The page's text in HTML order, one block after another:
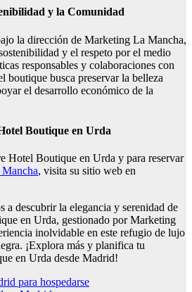
y la Comunidad
la dirección de Marketing La Mancha,
y el respeto por el medio
responsables y colaboraciones con
boutique busca preservar la belleza
el desarrollo económico de la
Boutique en Urda
Hotel Boutique en Urda y para reservar
, visita su sitio web en
a descubrir la elegancia y serenidad de
en Urda, gestionado por Marketing
inolvidable en este refugio de lujo
¡Explora más y planifica tu
en Urda desde Madrid!
para hospedarse